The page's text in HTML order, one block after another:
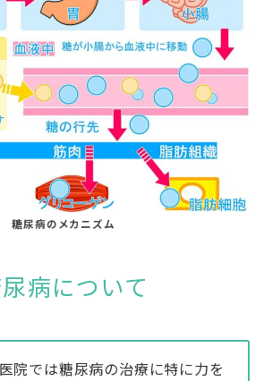
糖尿病のメカニズム
病について
院では糖尿病の治療に特に力を